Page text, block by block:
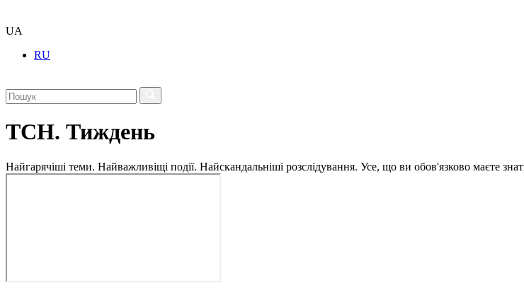
UA
RU
ТСН. Тиждень
Найгарячіші теми. Найважливіщі події. Найскандальніші розслідування. Усе, що ви обов'язково маєте